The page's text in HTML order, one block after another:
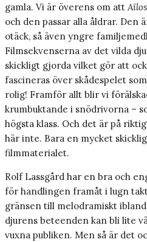
gamla. Vi är överens om att
och den passar alla åldrar. Den
otäck, så även yngre
Filmsekvenserna av det vilda
skickligt gjorda vilket gör att
fascineras över skådespelet
rolig! Framför allt blir vi
krumbuktande i snödrivorna –
högsta klass. Och det är på
här inte. Bara en mycket
filmmaterialet.
Rolf Lassgård har en bra och
för handlingen framåt i lugn
gränsen till melodramiskt
djurens beteenden kan bli lite
vuxna publiken. Men så är det